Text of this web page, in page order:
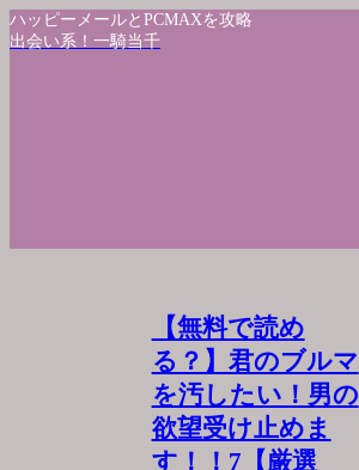
ハッピーメールとPCMAXを攻略
出会い系！一騎当千
【無料で読め
る？】君のブルマ
を汚したい！男の
欲望受け止めま
す！！7【厳選